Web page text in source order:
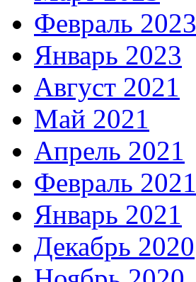
Февраль 2023
Январь 2023
Август 2021
Май 2021
Апрель 2021
Февраль 2021
Январь 2021
Декабрь 2020